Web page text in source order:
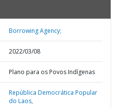
Borrowing Agency;
2022/03/08
Plano para os Povos Indígenas
República Democrática Popular
do Laos,